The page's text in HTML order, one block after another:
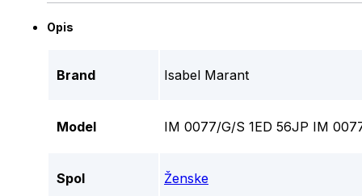
Opis
Brand Isabel Marant
Model IM 0077/G/S 1ED 56JP IM
Spol Ženske